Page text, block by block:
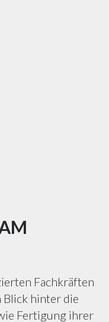
Fachkräften
Blick hinter die
Fertigung ihrer